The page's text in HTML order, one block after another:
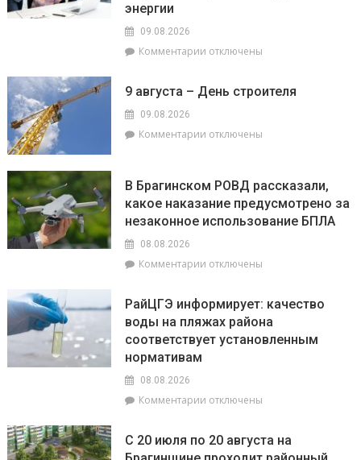
облик
энергии
09.08.2026
Комментарии к
на
Овнам
стоит
бояться
быть
а
на
пике
энергии
отключены
9 августа – День строителя
09.08.2026
Комментарии к
августа
–
День
строителя
отключены
В Брагинском РОВД рассказали,
какое наказание предусмотрено за
незаконное использование БПЛА
08.08.2026
Комментарии к
Брагинском
РОВД
рассказали,
за
БПЛА
отключены
РайЦГЭ информирует: качество
воды на пляжах района
соответствует установленным
нормативам
08.08.2026
Комментарии к
информирует:
отключены
С 20 июля по 20 августа на